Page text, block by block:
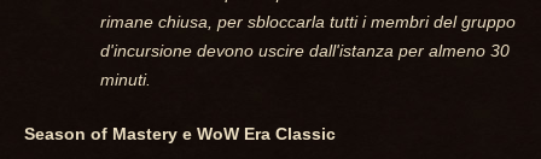
rimane chiusa, per sbloccarla tutti i membri del gruppo
d'incursione devono uscire dall'istanza per almeno 30
minuti.
Season of Mastery e WoW Era Classic